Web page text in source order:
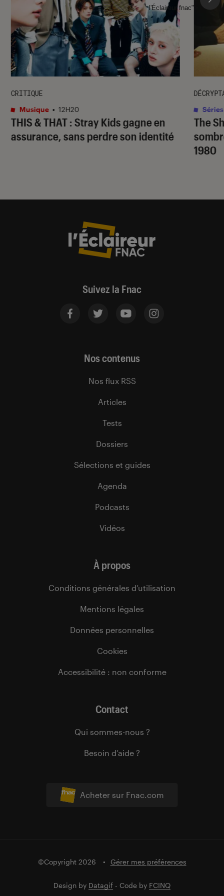
THIS & THAT: Stray Kids gagne en
assurance, sans perdre son identité
CRITIQUE
Musique • 12H20
The
1980
Séries
l'Éclaireur fnac">
Suivez la Fnac
Acheter sur Fnac.com
Nos contenus
Nos flux RSS
Articles
Tests
Dossiers
Sélections et guides
Agenda
Podcasts
Vidéos
À propos
Conditions générales d’utilisation
Mentions légales
Données personnelles
Cookies
Accessibilité : non conforme
Contact
Qui sommes-nous ?
Besoin d’aide ?
©Copyright 2026 Gérer mes préférences
Design by Datagif - Code by FCINQ